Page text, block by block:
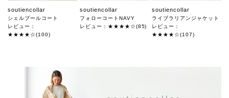
soutiencollar
シェルブールコート
レビュー：
★★★★☆(100)
soutiencollar
フォローコートNAVY
レビュー：★★★★☆(85)
soutiencollar
ライブラリアンジャケット
レビュー：
★★★★☆(107)